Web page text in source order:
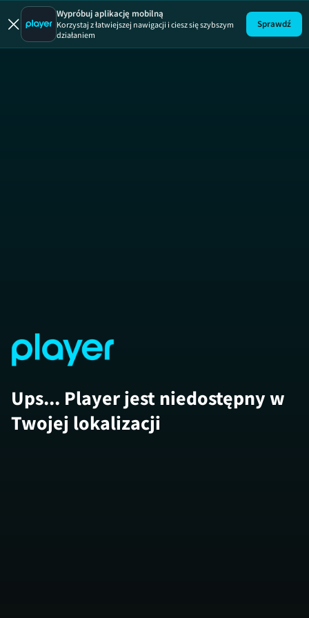
Ale urwał! Speed on the water
Wypróbuj aplikację mobilną
Korzystaj z łatwiejszej nawigacji i ciesz się szybszym
działaniem
Sprawdź
Ups... Player jest niedostępny w
Twojej lokalizacji